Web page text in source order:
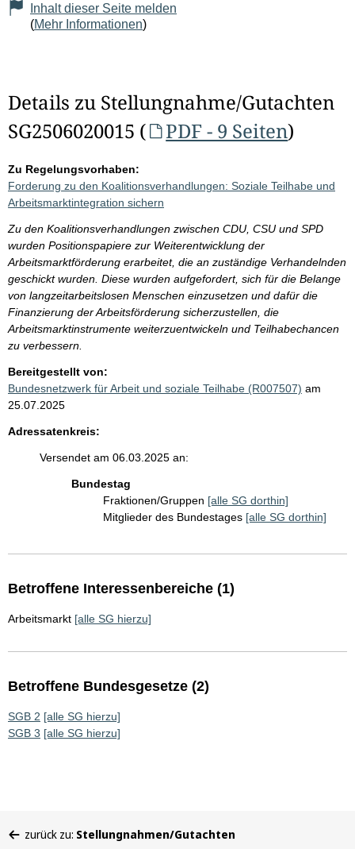
Inhalt dieser Seite melden
(Mehr Informationen)
Details zu Stellungnahme/Gutachten
SG2506020015 (
PDF - 9 Seiten)
Zu Regelungsvorhaben:
Forderung zu den Koalitionsverhandlungen: Soziale Teilhabe und
Arbeitsmarktintegration sichern
Zu den Koalitionsverhandlungen zwischen CDU, CSU und SPD
wurden Positionspapiere zur Weiterentwicklung der
Arbeitsmarktförderung erarbeitet, die an zuständige Verhandelnden
geschickt wurden. Diese wurden aufgefordert, sich für die Belange
von langzeitarbeitslosen Menschen einzusetzen und dafür die
Finanzierung der Arbeitsförderung sicherzustellen, die
Arbeitsmarktinstrumente weiterzuentwickeln und Teilhabechancen
zu verbessern.
Bereitgestellt von:
Bundesnetzwerk für Arbeit und soziale Teilhabe (R007507) am
25.07.2025
Adressatenkreis:
Versendet am 06.03.2025 an:
Bundestag
Fraktionen/Gruppen [alle SG dorthin]
Mitglieder des Bundestages [alle SG dorthin]
Betroffene Interessenbereiche (1)
Arbeitsmarkt [alle SG hierzu]
Betroffene Bundesgesetze (2)
SGB 2 [alle SG hierzu]
SGB 3 [alle SG hierzu]
befinden
zurück zu: Stellungnahmen/Gutachten